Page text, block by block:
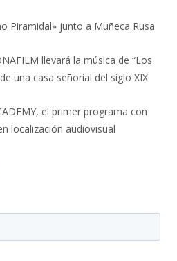
Piramidal» junto a Muñeca Rusa
llevará la música de “Los
una casa señorial del siglo XIX
el primer programa con
localización audiovisual